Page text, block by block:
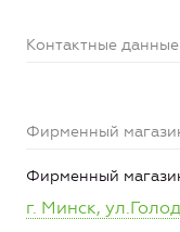
Контактные данные
Фирменный
Фирменный
г. Минск,